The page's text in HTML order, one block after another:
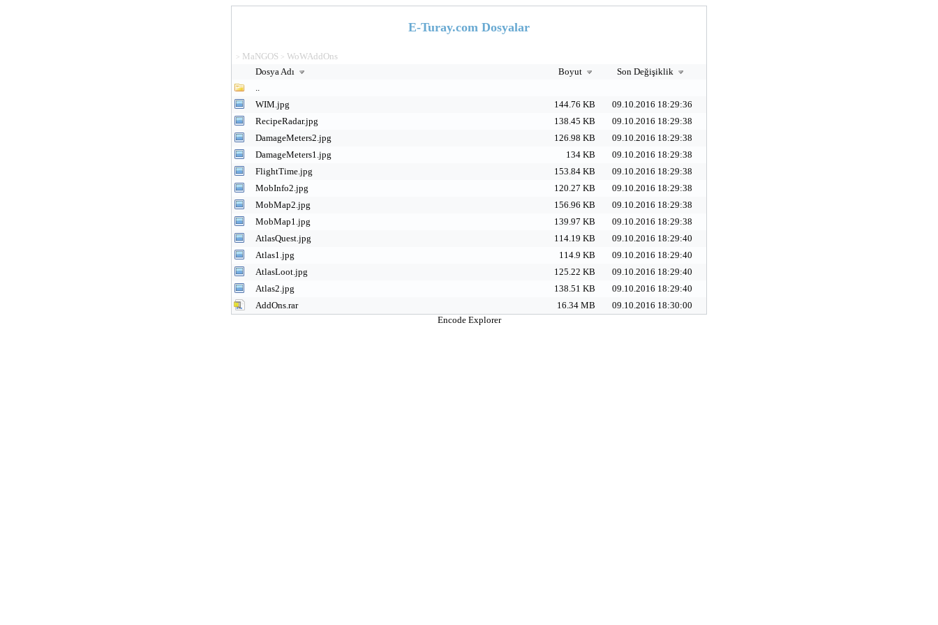
E-Turay.com Dosyalar
> MaNGOS > WoWAddOns
Dosya Adı
Boyut
Son Değişiklik
..
WIM.jpg
144.76 KB
09.10.2016 18:29:36
RecipeRadar.jpg
138.45 KB
09.10.2016 18:29:38
DamageMeters2.jpg
126.98 KB
09.10.2016 18:29:38
DamageMeters1.jpg
134 KB
09.10.2016 18:29:38
FlightTime.jpg
153.84 KB
09.10.2016 18:29:38
MobInfo2.jpg
120.27 KB
09.10.2016 18:29:38
MobMap2.jpg
156.96 KB
09.10.2016 18:29:38
MobMap1.jpg
139.97 KB
09.10.2016 18:29:38
AtlasQuest.jpg
114.19 KB
09.10.2016 18:29:40
Atlas1.jpg
114.9 KB
09.10.2016 18:29:40
AtlasLoot.jpg
125.22 KB
09.10.2016 18:29:40
Atlas2.jpg
138.51 KB
09.10.2016 18:29:40
AddOns.rar
16.34 MB
09.10.2016 18:30:00
Encode Explorer